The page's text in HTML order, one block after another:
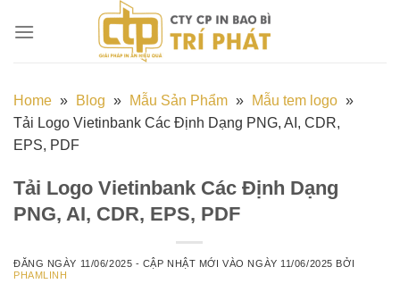
đến
Home » Blog » Mẫu Sản Phẩm » Mẫu tem logo »
Tải Logo Vietinbank Các Định Dạng PNG, AI, CDR,
EPS, PDF
Tải Logo Vietinbank Các Định Dạng
PNG, AI, CDR, EPS, PDF
ĐĂNG NGÀY 11/06/2025 - CẬP NHẬT MỚI VÀO NGÀY 11/06/2025 BỞI
PHAMLINH